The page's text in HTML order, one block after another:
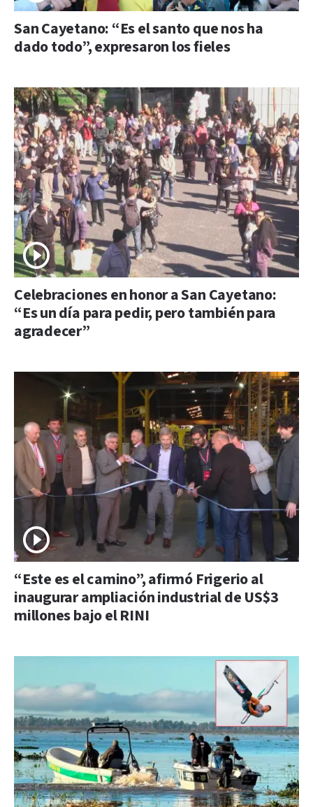
San Cayetano: “Es el santo que nos ha
dado todo”, expresaron los fieles
Celebraciones en honor a San Cayetano:
“Es un día para pedir, pero también para
agradecer”
“Este es el camino”, afirmó Frigerio al
inaugurar ampliación industrial de US$3
millones bajo el RINI